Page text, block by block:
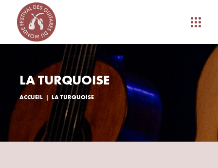
LA TURQUOISE
ACCUEIL LA TURQUOISE